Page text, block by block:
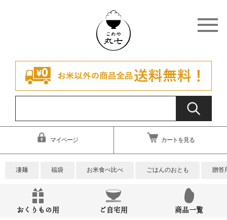
マイページ カートを見る
凄麺 福袋 お米食べ比べ ごはんのおとも 贈答
おくりもの用 ご自宅用 商品一覧